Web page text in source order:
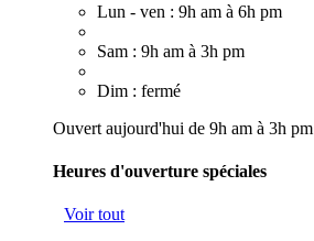
Lun - ven : 9h am à 6h pm
Sam : 9h am à 3h pm
Dim : fermé
Ouvert aujourd'hui de 9h am à 3h pm
Heures d'ouverture spéciales
Voir tout